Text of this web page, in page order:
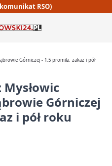
RSO)
Górniczej - 1,5 promila, zakaz i pół
Górniczej
i pół roku